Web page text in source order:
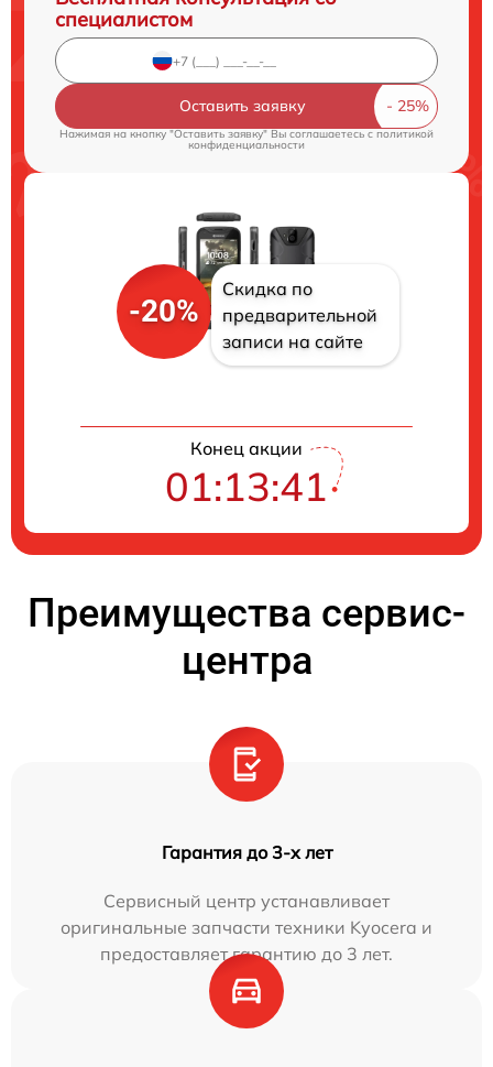
специалистом
Оставить заявку
Нажимая на кнопку "Оставить заявку" Вы соглашаетесь c политикой
конфиденциальности
-20%
Скидка по
предварительной
записи на сайте
Конец акции
01:13:41
Преимущества сервис-
центра
Гарантия до 3-х лет
Сервисный центр устанавливает
оригинальные запчасти техники Kyocera и
предоставляет гарантию до 3 лет.